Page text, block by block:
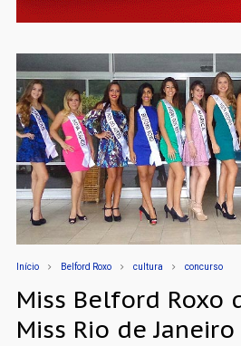
Início Belford Roxo cultura concurso
Miss Belford Roxo
Miss Rio de